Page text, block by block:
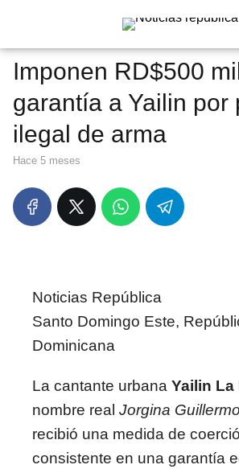
Imponen RD$500
garantía a Yailin por
ilegal de arma
hace 5 meses
Noticias República
Santo Domingo Este,
Dominicana
La cantante urbana Yailin La
nombre real Jorgina
recibió una medida de
consistente en una garantía